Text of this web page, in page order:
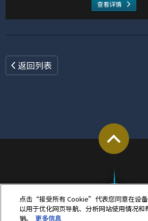
查看详情
返回列表
点击“接受所有 Cookie”代表您同意在设
以用于优化网页导航、分析网站使用情况和
销。
更多信息